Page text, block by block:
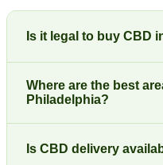
Is it legal to buy CBD
Where are the best
Philadelphia?
Is CBD delivery